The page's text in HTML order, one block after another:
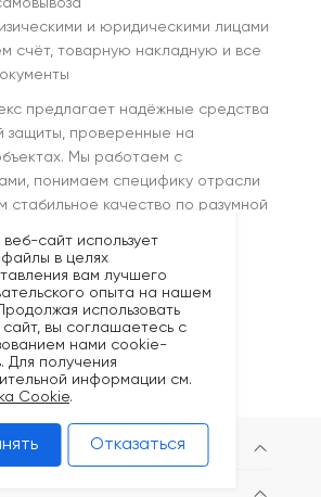
и юридическими лицами
счёт, товарную накладную и все
предлагает надёжные средства
защиты, проверенные на
Мы работаем с
понимаем специфику отрасли
стабильное качество по разумной
сайт использует
в целях
вам лучшего
опыта на нашем
использовать
вы соглашаетесь с
нами cookie-
Для получения
информации см.
Cookie.
Отказаться